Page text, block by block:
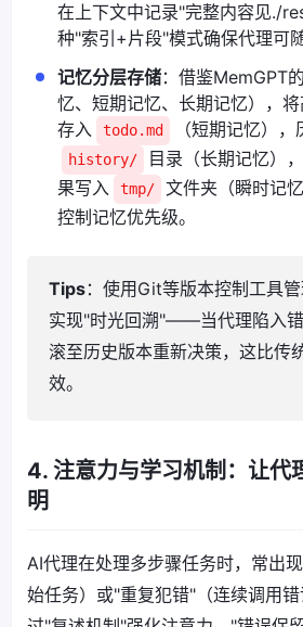
在上下文中记录"完整内容见./
种"索引+片段"模式确保代理可
记忆分层存储：借鉴MemGPT
忆、短期记忆、长期记忆），
存入
todo.md （短期记忆）
history/
目录（长期记忆）
果写入
tmp/
文件夹（瞬时记
控制记忆优先级。
Tips：使用Git等版本控制工具
实现"时光回溯"——当代理陷入
滚至历史版本重新决策，这比传
效。
4. 注意力与学习机制：让代
明
AI代理在处理多步骤任务时，常出
始任务）或"重复犯错"（连续调用